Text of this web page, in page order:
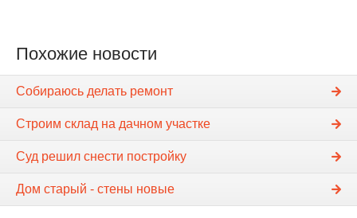
Похожие новости
Собираюсь делать ремонт
Строим склад на дачном участке
Суд решил снести постройку
Дом старый - стены новые